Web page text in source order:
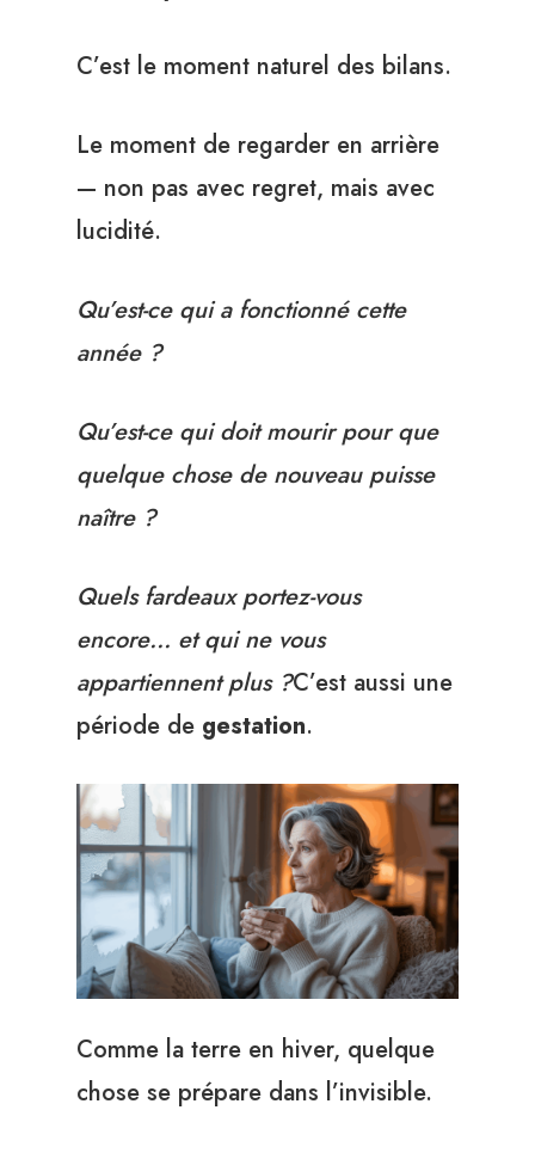
C’est le moment naturel des bilans.
Le moment de regarder en arrière
— non pas avec regret, mais avec
lucidité.
Qu’est-ce qui a fonctionné cette
année ?
Qu’est-ce qui doit mourir pour que
quelque chose de nouveau puisse
naître ?
Quels fardeaux portez-vous
encore… et qui ne vous
appartiennent plus ?C’est aussi une
période de gestation.
Comme la terre en hiver, quelque
chose se prépare dans l’invisible.